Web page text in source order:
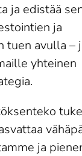
ja edistää
ja
tuen avulla –
yhteinen
ja